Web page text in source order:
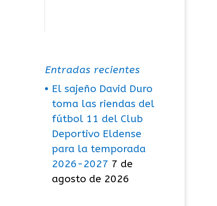
Entradas recientes
El sajeño David Duro
toma las riendas del
fútbol 11 del Club
Deportivo Eldense
para la temporada
2026-2027 7 de
agosto de 2026